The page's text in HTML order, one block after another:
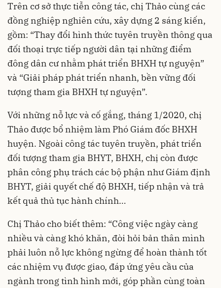
Trên cơ sở thực tiễn công tác, chị Thảo cùng các
đồng nghiệp nghiên cứu, xây dựng 2 sáng kiến,
gồm: “Thay đổi hình thức tuyên truyền thông qua
đối thoại trực tiếp người dân tại những điểm
đông dân cư nhằm phát triển BHXH tự nguyện”
và “Giải pháp phát triển nhanh, bền vững đối
tượng tham gia BHXH tự nguyện”.
Với những nỗ lực và cố gắng, tháng 1/2020, chị
Thảo được bổ nhiệm làm Phó Giám đốc BHXH
huyện. Ngoài công tác tuyên truyền, phát triển
đối tượng tham gia BHYT, BHXH, chị còn được
phân công phụ trách các bộ phận như Giám định
BHYT, giải quyết chế độ BHXH, tiếp nhận và trả
kết quả thủ tục hành chính…
Chị Thảo cho biết thêm: “Công việc ngày càng
nhiều và càng khó khăn, đòi hỏi bản thân mình
phải luôn nỗ lực không ngừng để hoàn thành tốt
các nhiệm vụ được giao, đáp ứng yêu cầu của
ngành trong tình hình mới, góp phần cùng toàn